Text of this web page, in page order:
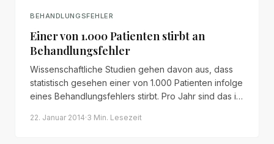
BEHANDLUNGSFEHLER
Einer von 1.000 Patienten stirbt an
Behandlungsfehler
Wissenschaftliche Studien gehen davon aus, dass
statistisch gesehen einer von 1.000 Patienten infolge
eines Behandlungsfehlers stirbt. Pro Jahr sind das in
Straßenverkehr.
22. Januar 2014·3 Min. Lesezeit